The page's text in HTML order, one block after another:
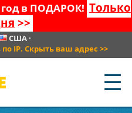
год в ПОДАРОК! Только
>>
США·
IP. Скрыть ваш адрес >>
☰